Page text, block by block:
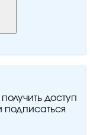
доступ
подписаться